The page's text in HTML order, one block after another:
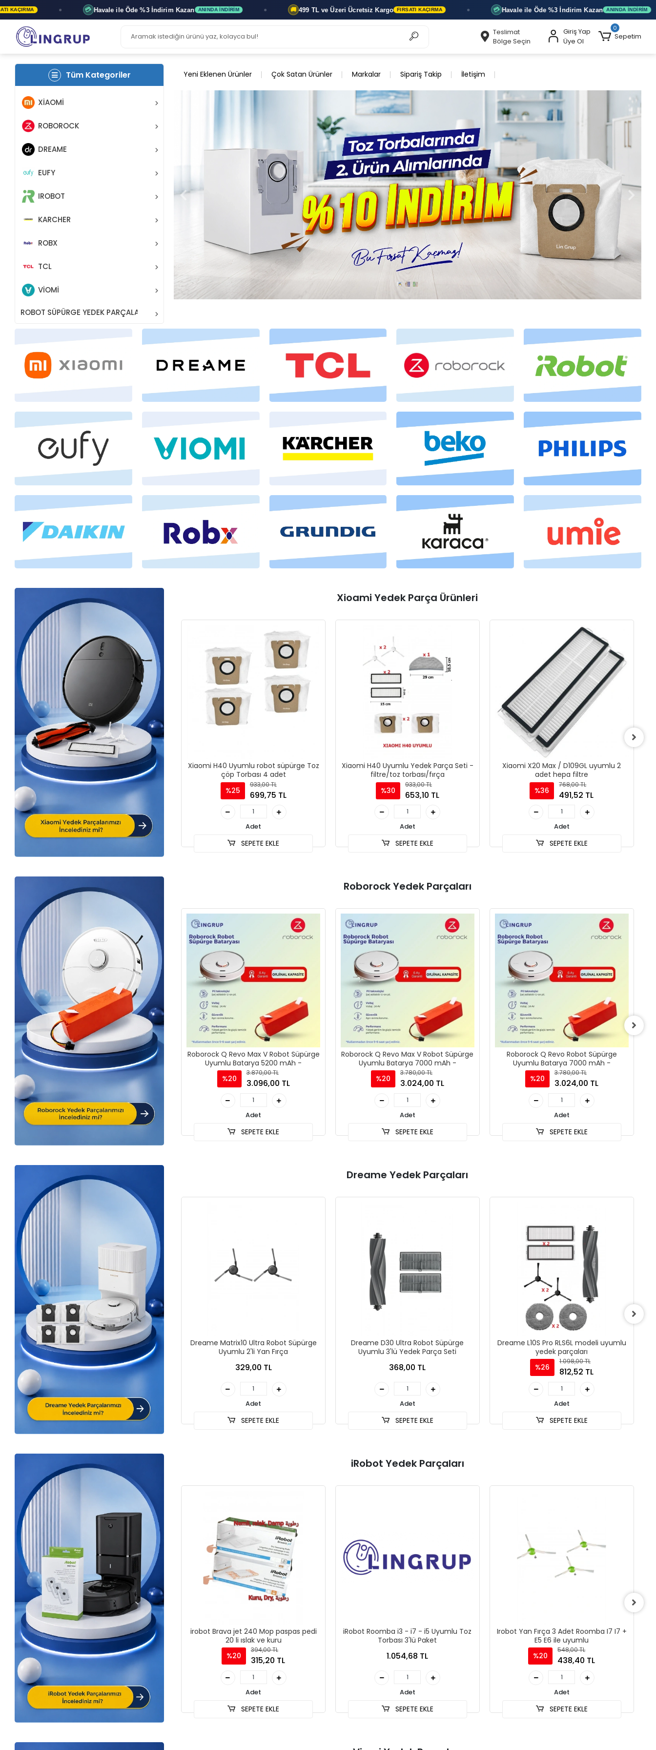
💳 Havale ile Öde %3 İndirimKazan ANINDA İNDIRIM 🚚 499 TL ve Üzeri Ücretsiz Kargo FIRSATI KAÇIRMA 💳 Havale ile Öde %3 İndirimKazan ANINDA İNDIRIM
Teslimat
Bölge Seçin
Giriş Yap
Üye Ol
0
Sepetim
Tüm Kategoriler
XİAOMİ
ROBOROCK
DREAME
EUFY
IROBOT
KARCHER
ROBX
TCL
VİOMİ
ROBOT SÜPÜRGE YEDEK PARÇALARI
Yeni Eklenen Ürünler Çok Satan Ürünler Markalar Sipariş Takip İletişim
Xioami Yedek Parça Ürünleri
Xiaomi H40 Uyumlu robot süpürge Toz
çöp Torbası 4 adet
%25
933,00 TL
699,75 TL
Adet
SEPETE EKLE
Xiaomi H40 Uyumlu Yedek Parça Seti -
filtre/toz torbası/fırça
%30
933,00 TL
653,10 TL
Adet
SEPETE EKLE
Xiaomi X20 Max / D109GL uyumlu 2
adet hepa filtre
%36
768,00 TL
491,52 TL
Adet
SEPETE EKLE
Roborock Yedek Parçaları
Roborock Q Revo Max V Robot Süpürge
Uyumlu Batarya 5200 mAh -
%20
3.870,00 TL
3.096,00 TL
Adet
SEPETE EKLE
Roborock Q Revo Max V Robot Süpürge
Uyumlu Batarya 7000 mAh -
%20
3.780,00 TL
3.024,00 TL
Adet
SEPETE EKLE
Roborock Q Revo Robot Süpürge
Uyumlu Batarya 7000 mAh -
%20
3.780,00 TL
3.024,00 TL
Adet
SEPETE EKLE
Dreame Yedek Parçaları
Dreame Matrix10 Ultra Robot Süpürge
Uyumlu 2'li Yan Fırça
329,00 TL
Adet
SEPETE EKLE
Dreame D30 Ultra Robot Süpürge
Uyumlu 3'lü Yedek Parça Seti
368,00 TL
Adet
SEPETE EKLE
Dreame L10S Pro RLS6L modeli uyumlu
yedek parçaları
%26
1.098,00 TL
812,52 TL
Adet
SEPETE EKLE
iRobot Yedek Parçaları
irobot Brava jet 240 Mop paspas pedi
20 li ıslak ve kuru
%20
394,00 TL
315,20 TL
Adet
SEPETE EKLE
iRobot Roomba i3 - i7 - i5 Uyumlu Toz
Torbası 3'lü Paket
1.054,68 TL
Adet
SEPETE EKLE
Irobot Yan Fırça 3 Adet Roomba I7 I7 +
E5 E6 ile uyumlu
%20
548,00 TL
438,40 TL
Adet
SEPETE EKLE